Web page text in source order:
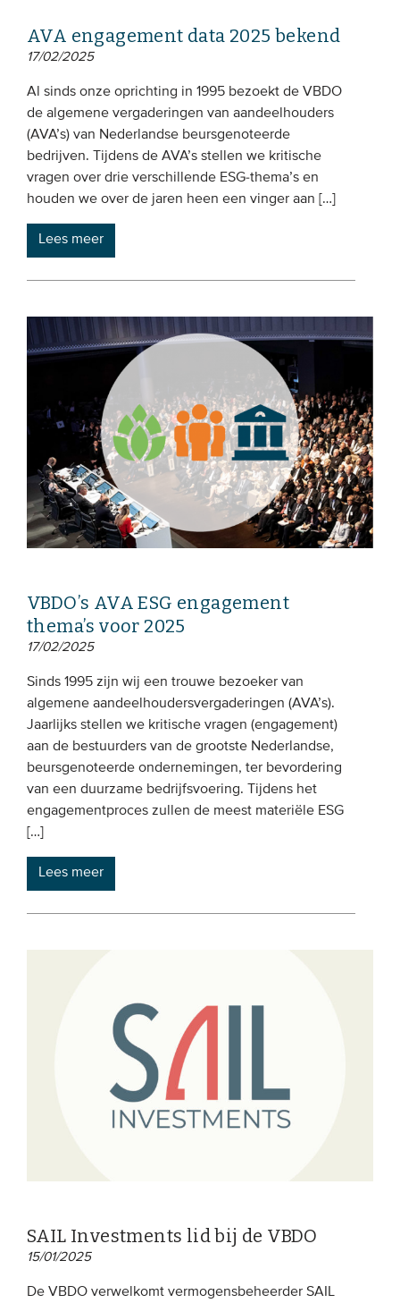
AVA engagement data 2025 bekend
17/02/2025
Al sinds onze oprichting in 1995 bezoekt de VBDO
de algemene vergaderingen van aandeelhouders
(AVA’s) van Nederlandse beursgenoteerde
bedrijven. Tijdens de AVA’s stellen we kritische
vragen over drie verschillende ESG-thema’s en
houden we over de jaren heen een vinger aan […]
Lees meer
VBDO’s AVA ESG engagement
thema’s voor 2025
17/02/2025
Sinds 1995 zijn wij een trouwe bezoeker van
algemene aandeelhoudersvergaderingen (AVA’s).
Jaarlijks stellen we kritische vragen (engagement)
aan de bestuurders van de grootste Nederlandse,
beursgenoteerde ondernemingen, ter bevordering
van een duurzame bedrijfsvoering. Tijdens het
engagementproces zullen de meest materiële ESG
[…]
Lees meer
SAIL Investments lid bij de VBDO
15/01/2025
De VBDO verwelkomt vermogensbeheerder SAIL